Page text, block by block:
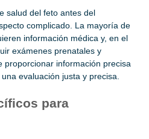
salud del feto antes del
complicado. La mayoría de
información médica y, en el
exámenes prenatales y
proporcionar información precisa
evaluación justa y precisa.
para